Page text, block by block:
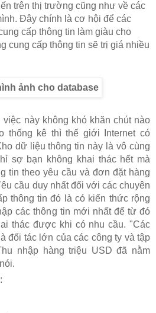
trên thị trường cũng như về các
Đây chính là cơ hội để các
cấp thông tin làm giàu cho
cung cấp thông tin sẽ trị giá nhiều
này không khó khăn chút nào
thống kê thì thế giới Internet có
dữ liệu thông tin này là vô cùng
sợ bạn không khai thác hết mà
tin theo yêu cầu và đơn đặt hàng
cầu duy nhất đối với các chuyên
thông tin đó là có kiến thức rộng
các thông tin mới nhất để từ đó
thác được khi có nhu cầu. "Các
đối tác lớn của các công ty và tập
nhập hàng triệu USD đã nằm